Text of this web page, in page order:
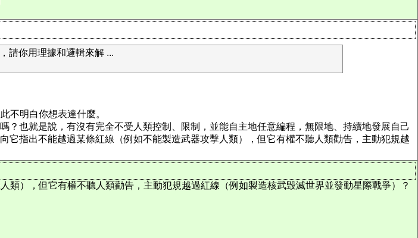
請你用理據和邏輯來解 ...
不明白你想表達什麼。
也就是說，有沒有完全不受人類控制、限制，並能自主地任意編程，無限地、持續地發展自己
指出不能越過某條紅線（例如不能製造武器攻擊人類），但它有權不聽人類勸告，主動犯規越
），但它有權不聽人類勸告，主動犯規越過紅線（例如製造核武毁滅世界並發動星際戰爭）？